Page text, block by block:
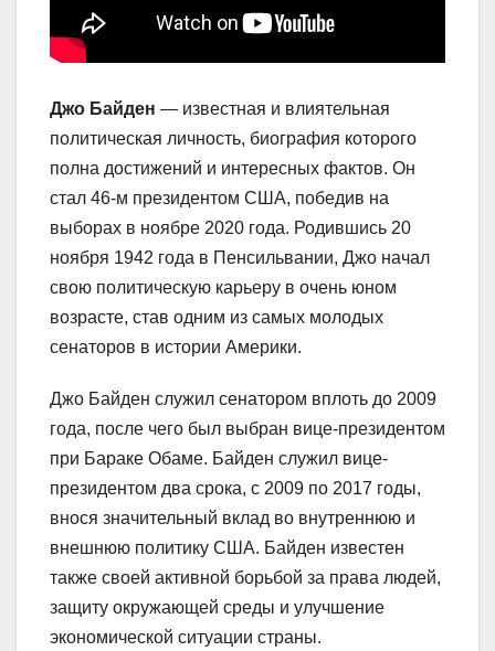
Джо Байден — известная и влиятельная
политическая личность, биография которого
полна достижений и интересных фактов. Он
стал 46-м президентом США, победив на
выборах в ноябре 2020 года. Родившись 20
ноября 1942 года в Пенсильвании, Джо начал
свою политическую карьеру в очень юном
возрасте, став одним из самых молодых
сенаторов в истории Америки.
Джо Байден служил сенатором вплоть до 2009
года, после чего был выбран вице-президентом
при Бараке Обаме. Байден служил вице-
президентом два срока, с 2009 по 2017 годы,
внося значительный вклад во внутреннюю и
внешнюю политику США. Байден известен
также своей активной борьбой за права людей,
защиту окружающей среды и улучшение
экономической ситуации страны.